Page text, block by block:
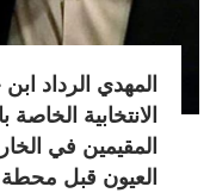
المهدي الرداد
الانتخابية
المقيمين في
العيون قبل